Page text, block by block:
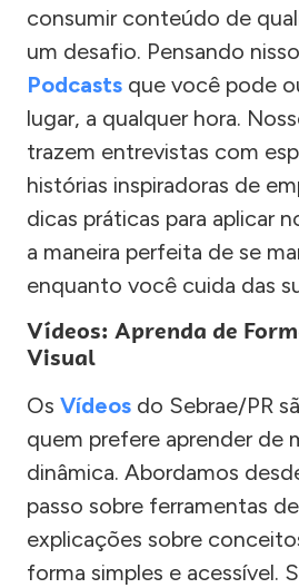
consumir conteúdo de
um desafio. Pensando
Podcasts que você pode
lugar, a qualquer hora.
trazem entrevistas com
histórias inspiradoras de
dicas práticas para aplicar
a maneira perfeita de se
enquanto você cuida das
Vídeos: Aprenda de
Visual
Os Vídeos do Sebrae/PR
quem prefere aprender de
dinâmica. Abordamos
passo sobre ferramentas
explicações sobre
forma simples e acessível.